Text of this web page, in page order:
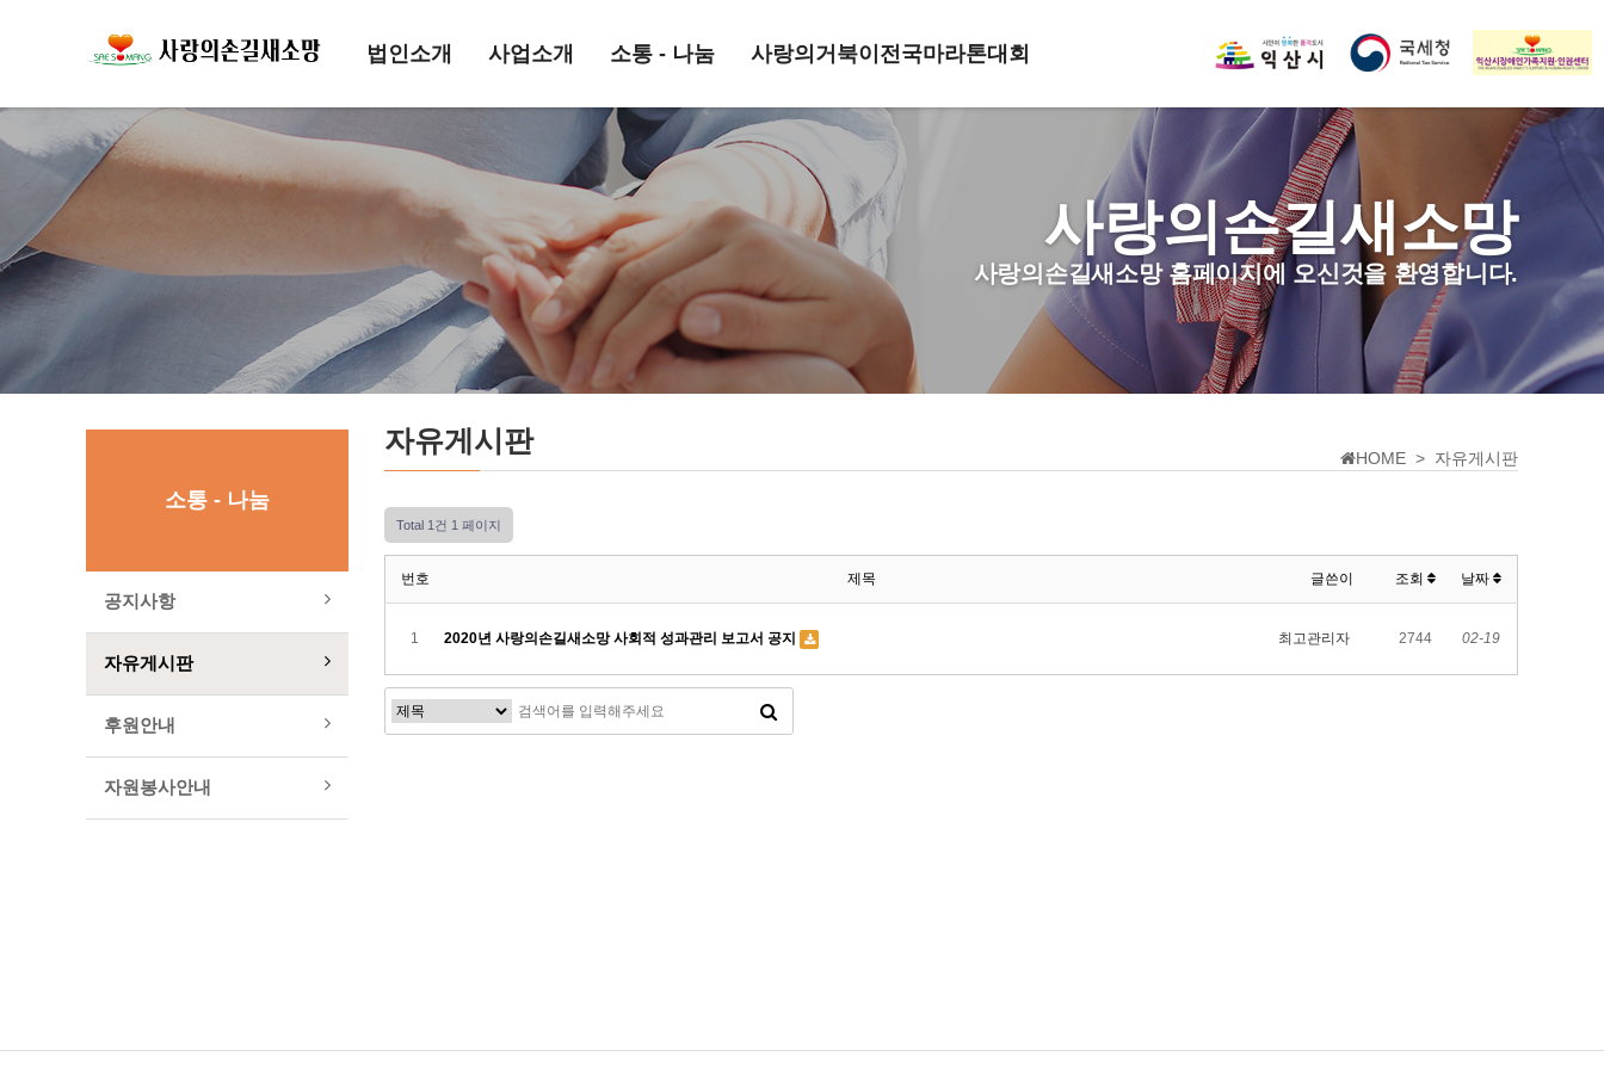
법인소개 사업소개 소통 - 나눔 사랑의거북이전국마라톤대회
사랑의손길새소망
사랑의손길새소망 홈페이지에 오신것을 환영합니다.
소통 - 나눔
공지사항
자유게시판
후원안내
자원봉사안내
자유게시판
HOME > 자유게시판
Total 1건 1 페이지
번호 제목 글쓴이 조회 날짜
1 2020년 사랑의손길새소망 사회적 성과관리 보고서 공지 최고관리자 2744 02-19